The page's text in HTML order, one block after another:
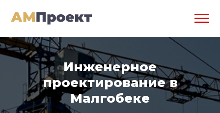
Инженерное
проектирование в
Малгобеке